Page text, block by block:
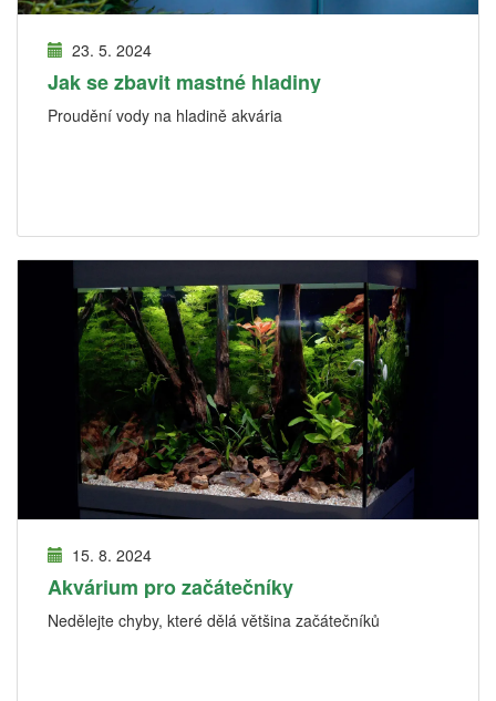
23. 5. 2024
Jak se zbavit mastné hladiny
Proudění vody na hladině akvária
15. 8. 2024
Akvárium pro začátečníky
Nedělejte chyby, které dělá většina začátečníků